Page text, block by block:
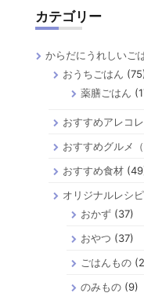
カテゴリー
からだにうれしいご
おうちごはん
薬膳ごはん
おすすめアレコレ
おすすめグルメ（
おすすめ食材
オリジナルレシピ
おかず(37)
おやつ (37)
ごはんもの
のみもの(9)